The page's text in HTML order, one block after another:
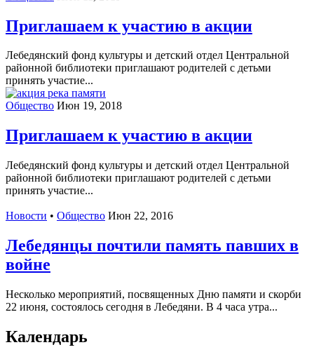
Приглашаем к участию в акции
Лебедянский фонд культуры и детский отдел Центральной
районной библиотеки приглашают родителей с детьми
принять участие...
Общество Июн 19, 2018
Приглашаем к участию в акции
Лебедянский фонд культуры и детский отдел Центральной
районной библиотеки приглашают родителей с детьми
принять участие...
Новости • Общество Июн 22, 2016
Лебедянцы почтили память павших в
войне
Несколько мероприятий, посвященных Дню памяти и скорби
22 июня, состоялось сегодня в Лебедяни. В 4 часа утра...
Календарь